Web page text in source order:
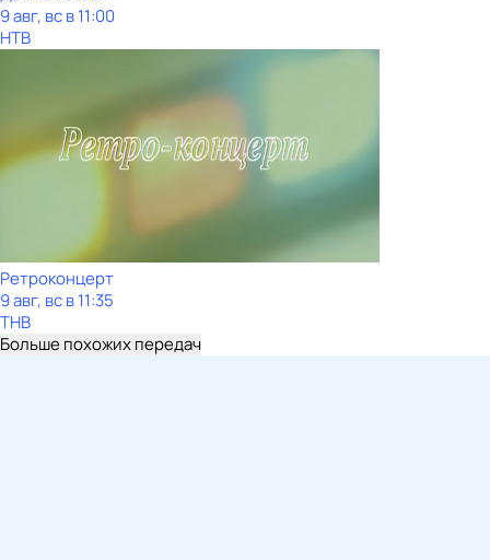
9 авг, вс в 11:00
НТВ
Ретроконцерт
9 авг, вс в 11:35
ТНВ
Больше похожих передач